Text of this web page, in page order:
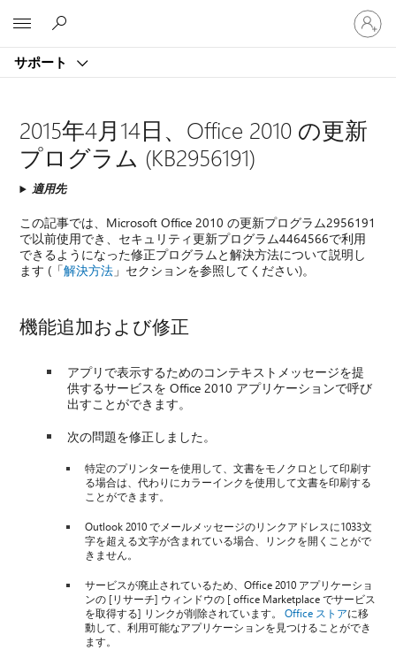
サポート
ア
カ
ウ
サ
イ
す
る
2015年4月14日、Office 2010 の更新
プログラム (KB2956191)
適用先
この記事では、Microsoft Office 2010 の更新プログラム2956191
で以前使用でき、セキュリティ更新プログラム4464566で利用
できるようになった修正プログラムと解決方法について説明し
ます (「解決方法 」セクションを参照してください)。
機能追加および修正
アプリで表示するためのコンテキストメッセージを提
供するサービスを Office 2010 アプリケーションで呼び
出すことができます。
次の問題を修正しました。
特定のプリンターを使用して、文書をモノクロとして印刷す
る場合は、代わりにカラーインクを使用して文書を印刷する
ことができます。
Outlook 2010 でメールメッセージのリンクアドレスに1033文
字を超える文字が含まれている場合、リンクを開くことがで
きません。
サービスが廃止されているため、Office 2010 アプリケーショ
ンの [リサーチ] ウィンドウの [ office Marketplace でサービス
を取得する] リンクが削除されています。Office ストアに移
動して、利用可能なアプリケーションを見つけることができ
ます。